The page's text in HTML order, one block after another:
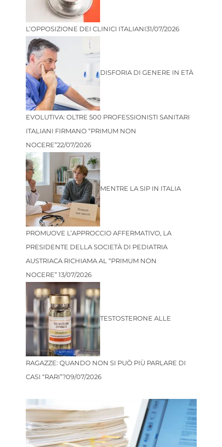
L’OPPOSIZIONE DEI CLINICI ITALIANI31/07/2026
DISFORIA DI GENERE IN ETÀ
EVOLUTIVA: OLTRE 500 PROFESSIONISTI SANITARI
ITALIANI FIRMANO “PRIMUM NON
NOCERE”22/07/2026
MENTRE LA SIP IN ITALIA
PROMUOVE L’APPROCCIO AFFERMATIVO, LA
PRESIDENTE DELLA SOCIETÀ DI PEDIATRIA
AUSTRIACA RICHIAMA AL “PRIMUM NON
NOCERE”13/07/2026
TESTOSTERONE ALLE
RAGAZZE: QUANDO NON SI PUÒ PIÙ PARLARE DI
CASI “RARI”?09/07/2026